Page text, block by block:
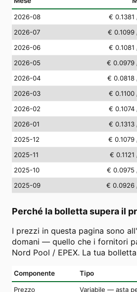
2026-08 € 0.1381
2026-07
€ 0.1099
2026-06
€ 0.1081
2026-05
€ 0.0979
2026-04
€ 0.0818
2026-03
€ 0.1100
2026-02
€ 0.1074
2026-01
€ 0.1313
2025-12
€ 0.1079
2025-11
€ 0.1121
2025-10
€ 0.0975
2025-09
€ 0.0926
Perché la bolletta supera il
I prezzi in questa pagina sono
domani — quello che i fornitori
Nord Pool / EPEX. La tua
Componente Tipo
Prezzo
Variabile — asta